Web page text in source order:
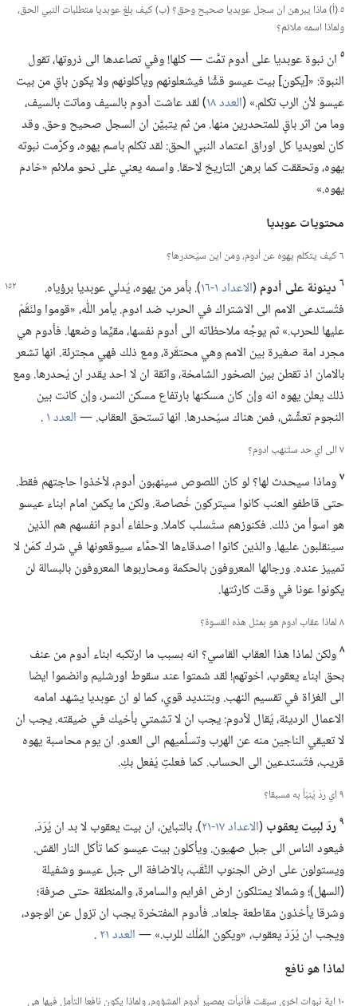
٥ (‏أ)‏ ماذا يبرهن ان سجل عوبديا صحيح وحق؟‏ (‏ب)‏ كيف بلغ عوبديا متطلبات النبي الحق،‏
ولماذا اسمه ملائم؟‏
٥ ان نبوة عوبديا على أدوم تمَّت —‏ كلها!‏ وفي تصاعدها الى ذروتها،‏ تقول
النبوة:‏ «[يكون] بيت عيسو قشًّا فيشعلونهم ويأكلونهم ولا يكون باقٍ من بيت
عيسو لأن الرب تكلم.‏» (‏العدد ١٨
‏)‏ لقد عاشت أدوم بالسيف وماتت بالسيف،‏
وما من اثر باقٍ للمتحدرين منها.‏ من ثم يتبيَّن ان السجل صحيح وحق.‏ وقد
كان لعوبديا كل اوراق اعتماد النبي الحق:‏ لقد تكلم باسم يهوه،‏ وكرَّمت نبوته
يهوه،‏ وتحققت كما برهن التاريخ لاحقا.‏ واسمه يعني على نحو ملائم «خادم
يهوه.‏»‏
محتويات عوبديا
٦ كيف يتكلم يهوه عن أدوم،‏ ومن اين سيُحدرها؟‏
٦دينونة على أدوم(‏الاعداد ١-‏١٦ ‏)‏.‏ بأمر من يهوه،‏ يُدليعوبديا برؤياه.‏
فتُستدعى الامم الى الاشتراك في الحرب ضد ادوم.‏ يأمر اللّٰه،‏ «قوموا ولنَقُمْ
عليها للحرب.‏» ثم يوجِّه ملاحظاته الى أدوم نفسها،‏ مقيِّما وضعها.‏ فأدوم هي
مجرد امة صغيرة بين الامم وهي محتقَرة،‏ ومع ذلك فهي مجترئة.‏ انها تشعر
بالامان اذ تقطن بين الصخور الشامخة،‏ واثقة ان لا احد يقدر ان يُحدرها.‏ ومع
ذلك يعلن يهوه انه وإن كان مسكنها بارتفاع مسكن النسر،‏ وإن كانت بين
النجوم تعشِّش،‏ فمن هناك سيُحدرها.‏ انها تستحق العقاب.‏ —‏العدد ١ ‏.‏
٧ الى اي حد ستُنهب ادوم؟‏
٧وماذا سيحدث لها؟‏ لو كان اللصوص سينهبون أدوم،‏ لأخذوا حاجتهم فقط.‏
حتى قاطفو العنب كانوا سيتركون خُصاصة.‏ ولكن ما يكمن امام ابناء عيسو
هو اسوأ من ذلك.‏ فكنوزهم ستُسلب كاملا.‏ وحلفاء أدوم انفسهم هم الذين
سينقلبون عليها.‏ والذين كانوا اصدقاءها الاحمَّاء سيوقعونها في شرك كمَنْ لا
تمييز عنده.‏ ورجالها المعروفون بالحكمة ومحاربوها المعروفون بالبسالة لن
يكونوا عونا في وقت كارثتها.‏
٨ لماذا عقاب ادوم هو بمثل هذه القسوة؟‏
٨ولكن لماذا هذا العقاب القاسي؟‏ انه بسبب ما ارتكبه ابناء أدوم من عنف
بحق ابناء يعقوب،‏ اخوتهم!‏ لقد شمتوا عند سقوط اورشليم وانضموا ايضا
الى الغزاة في تقسيم النهب.‏ وبتنديد قوي،‏ كما لو ان عوبديا يشهد امامه
الاعمال الرديئة،‏ يُقال لأدوم:‏ يجب ان لا تشمتي بأخيك في ضيقته.‏ يجب ان
لا تعيقي الناجين منه عن الهرب وتسلِّميهم الى العدو.‏ ان يوم محاسبة يهوه
قريب،‏ فتُستدعين الى الحساب.‏ كما فعلتِ يُفعل بكِ.‏
٩ اي ردّ يُنبَأ به مسبقا؟‏
٩ردّ لبيت يعقوب(‏الاعداد ١٧-‏٢١
‏)‏.‏ بالتباين،‏ ان بيت يعقوب لا بد ان يُرَدّ.‏
فيعود الناس الى جبل صهيون.‏ ويأكلون بيت عيسو كما تأكل النار القش.‏
ويستولون على ارض الجنوب النَّقَب،‏ بالاضافة الى جبل عيسو وشفيلة
(‏السهل)‏؛‏ وشمالا يمتلكون ارض افرايم والسامرة،‏ والمنطقة حتى صرفة؛‏
وشرقا يأخذون مقاطعة جلعاد.‏ فأدوم المفتخرة يجب ان تزول عن الوجود،‏
ويجب ان يُرَدّ يعقوب،‏ «ويكون المُلْك للرب.‏» —‏العدد ٢١
‏.‏
لماذا هو نافع
١٠ اية نبوات اخرى سبقت فأنبأت بمصير أدوم المشؤوم،‏ ولماذا يكون نافعا التأمل فيها هي